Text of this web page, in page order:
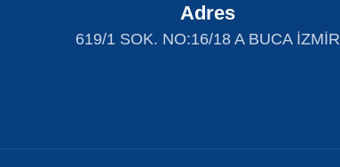
Adres
619/1 SOK. NO:16/18 A BUCA İZMİR